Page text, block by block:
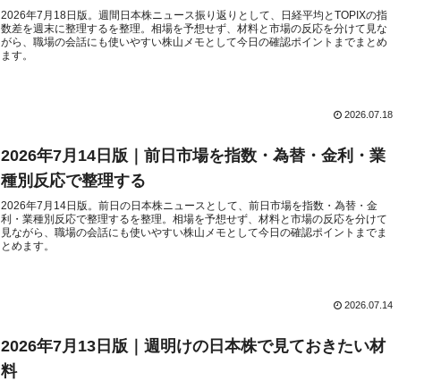
2026年7月18日版。週間日本株ニュース振り返りとして、日経平均とTOPIXの指
数差を週末に整理するを整理。相場を予想せず、材料と市場の反応を分けて見な
がら、職場の会話にも使いやすい株山メモとして今日の確認ポイントまでまとめ
ます。
2026.07.18
2026年7月14日版｜前日市場を指数・為替・金利・業
種別反応で整理する
2026年7月14日版。前日の日本株ニュースとして、前日市場を指数・為替・金
利・業種別反応で整理するを整理。相場を予想せず、材料と市場の反応を分けて
見ながら、職場の会話にも使いやすい株山メモとして今日の確認ポイントまでま
とめます。
2026.07.14
2026年7月13日版｜週明けの日本株で見ておきたい材
料